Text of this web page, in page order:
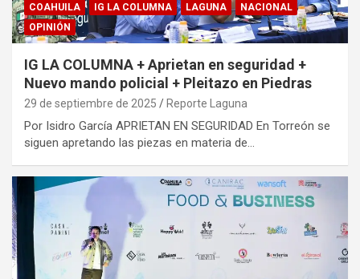
COAHUILA IG LA COLUMNA LAGUNA
NACIONAL
OPINIÓN
IG LA COLUMNA + Aprietan en seguridad +
Nuevo mando policial + Pleitazo en Piedras
29 de septiembre de 2025 Reporte Laguna
Por Isidro García APRIETAN EN SEGURIDAD En Torreón se
siguen apretando las piezas en materia de…